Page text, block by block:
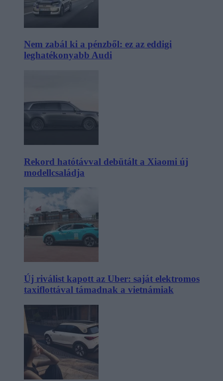
Nem zabál ki a pénzből: ez az eddigi
leghatékonyabb Audi
Rekord hatótávval debütált a Xiaomi új
modellcsaládja
Új riválist kapott az Uber: saját elektromos
taxiflottával támadnak a vietnámiak